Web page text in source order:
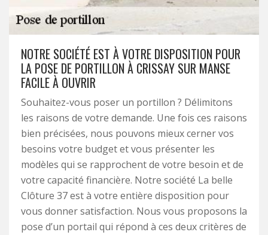
NOTRE SOCIÉTÉ EST À VOTRE DISPOSITION POUR
LA POSE DE PORTILLON À CRISSAY SUR MANSE
FACILE À OUVRIR
Souhaitez-vous poser un portillon ? Délimitons
les raisons de votre demande. Une fois ces raisons
bien précisées, nous pouvons mieux cerner vos
besoins votre budget et vous présenter les
modèles qui se rapprochent de votre besoin et de
votre capacité financière. Notre société La belle
Clôture 37 est à votre entière disposition pour
vous donner satisfaction. Nous vous proposons la
pose d’un portail qui répond à ces deux critères de